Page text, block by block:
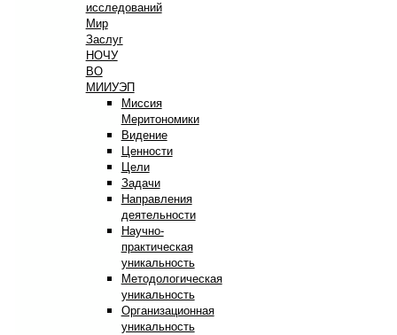
исследований
Мир
Заслуг
НОЧУ
ВО
МИИУЭП
Миссия
Меритономики
Видение
Ценности
Цели
Задачи
Направления
деятельности
Научно-
практическая
уникальность
Методологическая
уникальность
Организационная
уникальность